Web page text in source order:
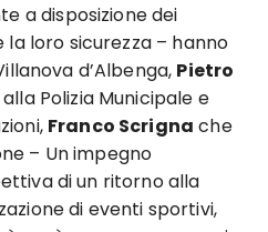
a disposizione dei
loro sicurezza – hanno
d’Albenga, Pietro
Polizia Municipale e
Franco Scrigna che
– Un impegno
di un ritorno alla
di eventi sportivi,